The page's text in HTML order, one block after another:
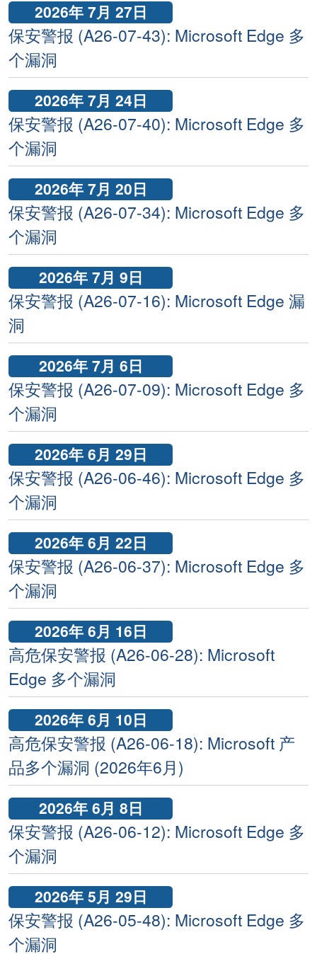
2026年 7月 27日
保安警报 (A26-07-43): Microsoft Edge 多
个漏洞
2026年 7月 24日
保安警报 (A26-07-40): Microsoft Edge 多
个漏洞
2026年 7月 20日
保安警报 (A26-07-34): Microsoft Edge 多
个漏洞
2026年 7月 9日
保安警报 (A26-07-16): Microsoft Edge 漏
洞
2026年 7月 6日
保安警报 (A26-07-09): Microsoft Edge 多
个漏洞
2026年 6月 29日
保安警报 (A26-06-46): Microsoft Edge 多
个漏洞
2026年 6月 22日
保安警报 (A26-06-37): Microsoft Edge 多
个漏洞
2026年 6月 16日
高危保安警报 (A26-06-28): Microsoft
Edge 多个漏洞
2026年 6月 10日
高危保安警报 (A26-06-18): Microsoft 产
品多个漏洞 (2026年6月)
2026年 6月 8日
保安警报 (A26-06-12): Microsoft Edge 多
个漏洞
2026年 5月 29日
保安警报 (A26-05-48): Microsoft Edge 多
个漏洞